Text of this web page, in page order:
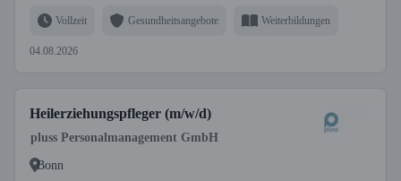
Vollzeit Gesundheitsangebote Weiterbildungen
04.08.2026
Heilerziehungspfleger (m/w/d)
pluss Personalmanagement GmbH
Bonn